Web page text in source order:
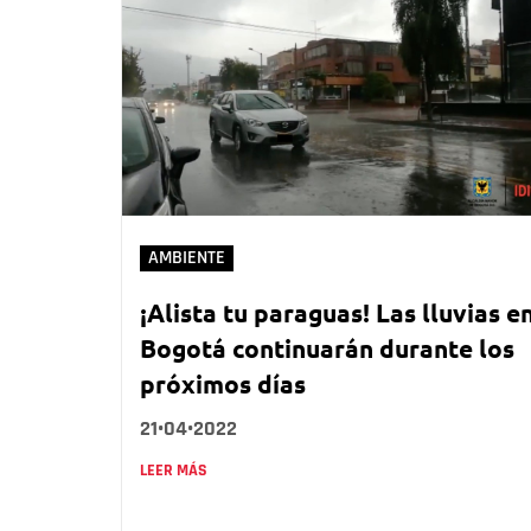
AMBIENTE
¡Alista tu paraguas! Las lluvias
Bogotá continuarán durante los
próximos días
21•04•2022
LEER MÁS